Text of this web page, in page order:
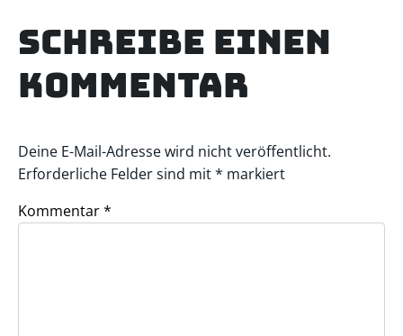
Schreibe einen
Kommentar
Deine E-Mail-Adresse wird nicht veröffentlicht.
Erforderliche Felder sind mit* markiert
Kommentar*